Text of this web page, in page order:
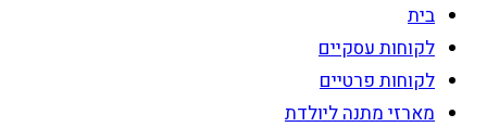
בית
לקוחות עסקיים
לקוחות פרטיים
מארזי מתנה ליולדת